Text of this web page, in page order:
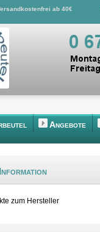
ab 40€
Angebote
zum Hersteller